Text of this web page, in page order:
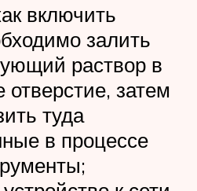
включить
залить
раствор в
отверстие, затем
туда
в процессе